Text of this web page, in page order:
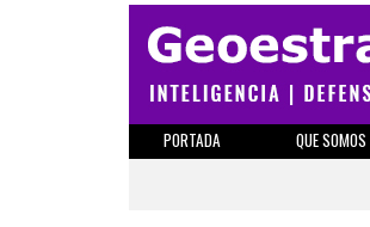
PORTADA QUE SOMOS